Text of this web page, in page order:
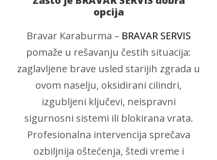
opcija
Bravar Karaburma – BRAVAR SERVIS
pomaže u rešavanju čestih situacija:
zaglavljene brave usled starijih zgrada u
ovom naselju, oksidirani cilindri,
izgubljeni ključevi, neispravni
sigurnosni sistemi ili blokirana vrata.
Profesionalna intervencija sprečava
ozbiljnija oštećenja, štedi vreme i